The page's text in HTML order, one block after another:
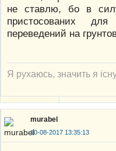
не ставлю, бо в
пристосованих
переведений на
Я рухаюсь, значить я
murabel
10-08-2017 13:35:13